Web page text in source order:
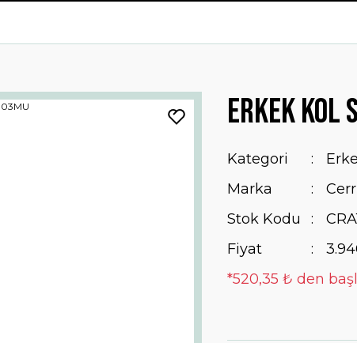
Erkek Kol
Kategori
Marka
Stok Kodu
Fiyat
*520,35 ₺ den